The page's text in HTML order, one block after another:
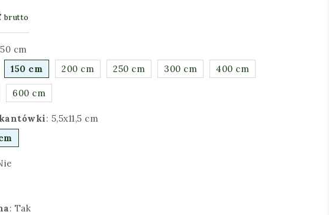
brutto
cm
150 cm 200 cm 250 cm 300 cm 400 cm
600 cm
: 5,5x11,5 cm
: Tak